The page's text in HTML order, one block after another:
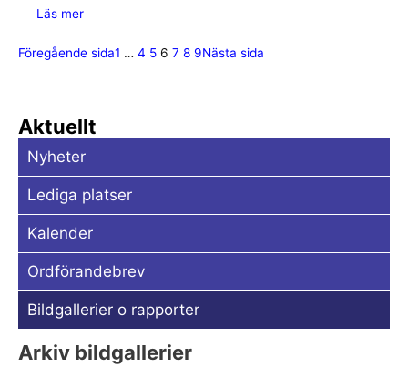
Läs mer
Föregående sida1 … 4 5 6 7 8 9Nästa sida
Aktuellt
Nyheter
Lediga platser
Kalender
Ordförandebrev
Bildgallerier o rapporter
Arkiv bildgallerier